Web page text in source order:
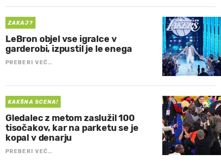
ZAKAJ?
LeBron objel vse igralce v
garderobi, izpustil je le enega
PREBERI VEČ…
KAKŠNA SCENA!
Gledalec z metom zaslužil 100
tisočakov, kar na parketu se je
kopal v denarju
PREBERI VEČ…